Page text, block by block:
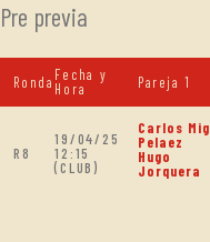
Pre previa
Ronda Fecha y
Hora
Pareja 1
R8
19/04/25
12:15
(CLUB)
Carlos
Pelaez
Hugo
Jorquera